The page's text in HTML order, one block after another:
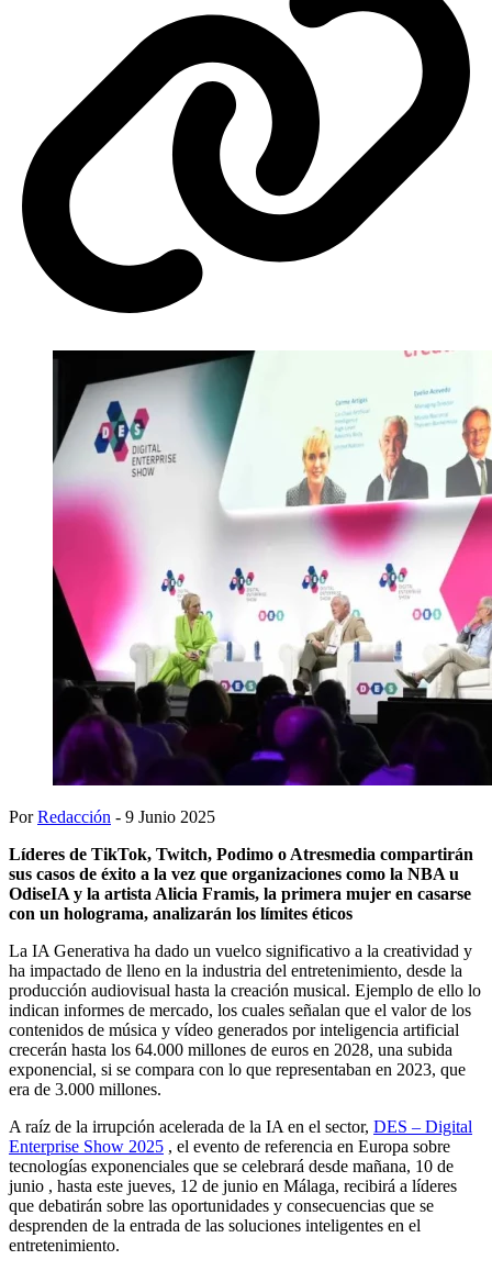
PorRedacción - 9 Junio 2025
Líderes de TikTok, Twitch, Podimo o Atresmedia compartirán
sus casos de éxito a la vez que organizaciones como la NBA u
OdiseIA y la artista Alicia Framis, la primera mujer en casarse
con un holograma, analizarán los límites éticos
La IA Generativa ha dado un vuelco significativo a la creatividad y
ha impactado de lleno en la industria del entretenimiento, desde la
producción audiovisual hasta la creación musical. Ejemplo de ello lo
indican informes de mercado, los cuales señalan que el valor de los
contenidos de música y vídeo generados por inteligencia artificial
crecerán hasta los 64.000 millones de euros en 2028, una subida
exponencial, si se compara con lo que representaban en 2023, que
era de 3.000 millones.
A raíz de la irrupción acelerada de la IA en el sector, DES – Digital
Enterprise Show 2025 , el evento de referencia en Europa sobre
tecnologías exponenciales que se celebrará desde mañana, 10 de
junio , hasta este jueves, 12 de junio en Málaga, recibirá a líderes
que debatirán sobre las oportunidades y consecuencias que se
desprenden de la entrada de las soluciones inteligentes en el
entretenimiento.